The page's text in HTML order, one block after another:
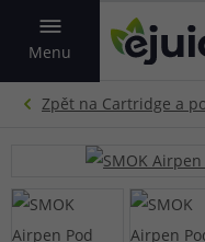
Menu
VYHLEDAT